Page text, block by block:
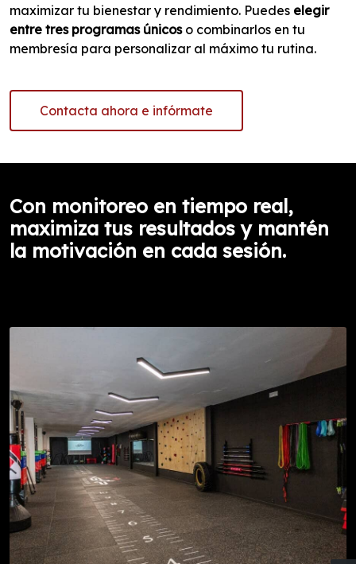
maximizar tu bienestar y rendimiento. Puedes elegir
entre tres programas únicoso combinarlos en tu
membresía para personalizar al máximo tu rutina.
Contacta ahora e infórmate
Con monitoreo en tiempo real,
maximiza tus resultados y mantén
la motivación en cada sesión.